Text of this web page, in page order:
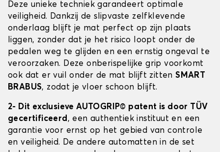
Deze unieke techniek garandeert optimale
veiligheid. Dankzij de slipvaste zelfklevende
onderlaag blijft je mat perfect op zijn plaats
liggen, zonder dat je het risico loopt onder de
pedalen weg te glijden en een ernstig ongeval te
veroorzaken. Deze onberispelijke grip voorkomt
ook dat er vuil onder de mat blijft zittenSMART
BRABUS, zodat je vloer schoon blijft.
2- Dit exclusieve AUTOGRIP© patent is door TÜV
gecertificeerd, een authentiek instituut en een
garantie voor ernst op het gebied van controle
en veiligheid. De andere automatten in de set